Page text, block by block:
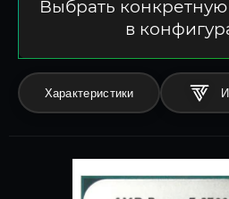
Выбрать
в
Характеристики